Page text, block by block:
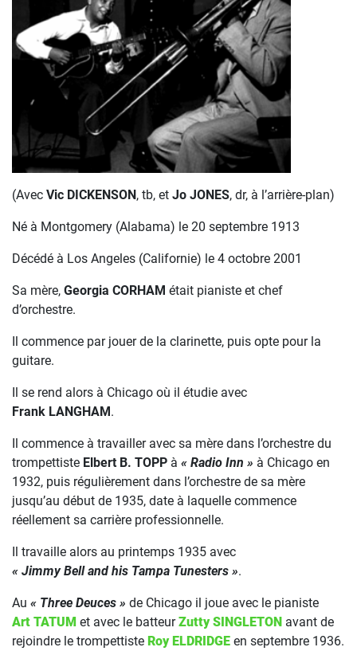
(Avec Vic DICKENSON, tb, et Jo JONES, dr, à l’arrière-plan)
Né à Montgomery (Alabama) le 20 septembre 1913
Décédé à Los Angeles (Californie) le 4 octobre 2001
Sa mère, Georgia CORHAM était pianiste et chef
d’orchestre.
Il commence par jouer de la clarinette, puis opte pour la
guitare.
Il se rend alors à Chicago où il étudie avec
Frank LANGHAM.
Il commence à travailler avec sa mère dans l’orchestre du
trompettiste Elbert B. TOPP à « Radio Inn » à Chicago en
1932, puis régulièrement dans l’orchestre de sa mère
jusqu’au début de 1935, date à laquelle commence
réellement sa carrière professionnelle.
Il travaille alors au printemps 1935 avec
« Jimmy Bell and his Tampa Tunesters ».
Au « Three Deuces » de Chicago il joue avec le pianiste
Art TATUM et avec le batteurZutty SINGLETON avant de
rejoindre le trompettiste Roy ELDRIDGE en septembre 1936.